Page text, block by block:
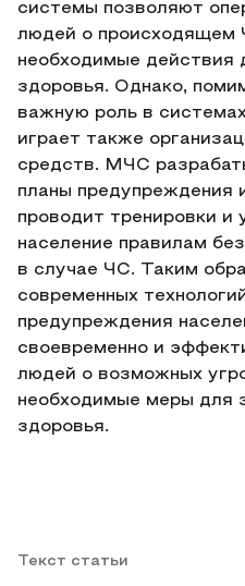
системы позволяют
людей о происходящем
необходимые действия
здоровья. Однако,
важную роль в
играет также
средств. МЧС
планы предупреждения
проводит тренировки и
население правилам
в случае ЧС. Таким
современных
предупреждения
своевременно и
людей о возможных
необходимые меры для
здоровья.
Текст статьи